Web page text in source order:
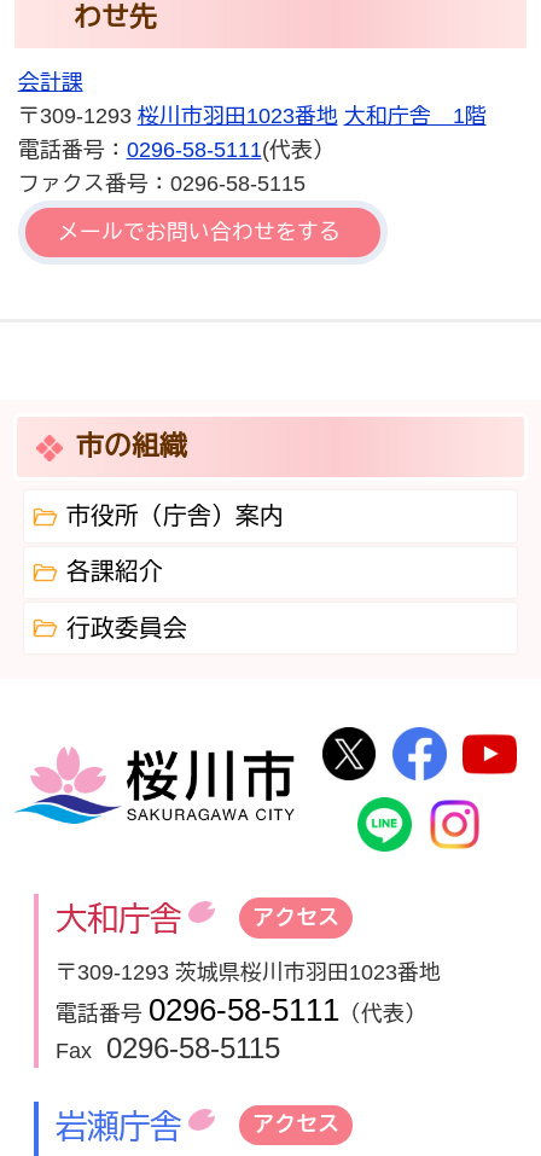
わせ先
会計課
〒309-1293 桜川市羽田1023番地 大和庁舎 1階
電話番号： 0296-58-5111(代表）
ファクス番号：0296-58-5115
メールでお問い合わせをする
市の組織
市役所（庁舎）案内
各課紹介
行政委員会
桜川市
桜川市公式
桜川
桜川市公
大和庁舎 アクセス
〒309-1293 茨城県桜川市羽田1023番地
電話番号 0296-58-5111 （代表）
Fax
0296-58-5115
岩瀬庁舎 アクセス